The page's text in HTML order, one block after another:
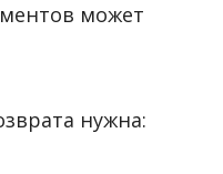
может
нужна: